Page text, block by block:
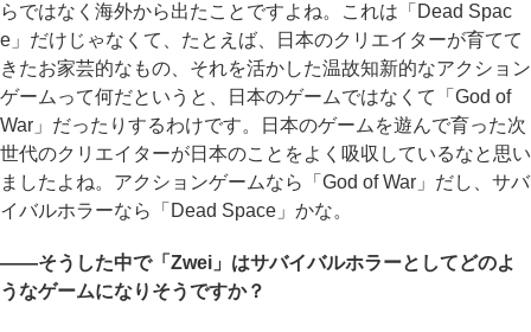
らではなく海外から出たことですよね。これは「Dead Spac
e」だけじゃなくて、たとえば、日本のクリエイターが育てて
きたお家芸的なもの、それを活かした温故知新的なアクション
ゲームって何だというと、日本のゲームではなくて「God of
War」だったりするわけです。日本のゲームを遊んで育った次
世代のクリエイターが日本のことをよく吸収しているなと思い
ましたよね。アクションゲームなら「God of War」だし、サバ
イバルホラーなら「Dead Space」かな。
――そうした中で「Zwei」はサバイバルホラーとしてどのよ
うなゲームになりそうですか？